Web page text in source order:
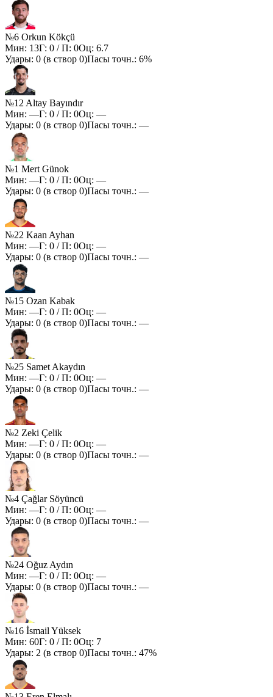
№6 Orkun Kökçü
Мин: 13Г: 0 / П: 0Оц: 6.7
Удары: 0 (в створ 0)Пасы точн.: 6%
№12 Altay Bayındır
Мин: —Г: 0 / П: 0Оц: —
Удары: 0 (в створ 0)Пасы точн.: —
№1 Mert Günok
Мин: —Г: 0 / П: 0Оц: —
Удары: 0 (в створ 0)Пасы точн.: —
№22 Kaan Ayhan
Мин: —Г: 0 / П: 0Оц: —
Удары: 0 (в створ 0)Пасы точн.: —
№15 Ozan Kabak
Мин: —Г: 0 / П: 0Оц: —
Удары: 0 (в створ 0)Пасы точн.: —
№25 Samet Akaydın
Мин: —Г: 0 / П: 0Оц: —
Удары: 0 (в створ 0)Пасы точн.: —
№2 Zeki Çelik
Мин: —Г: 0 / П: 0Оц: —
Удары: 0 (в створ 0)Пасы точн.: —
№4 Çağlar Söyüncü
Мин: —Г: 0 / П: 0Оц: —
Удары: 0 (в створ 0)Пасы точн.: —
№24 Oğuz Aydın
Мин: —Г: 0 / П: 0Оц: —
Удары: 0 (в створ 0)Пасы точн.: —
№16 İsmail Yüksek
Мин: 60Г: 0 / П: 0Оц: 7
Удары: 2 (в створ 0)Пасы точн.: 47%